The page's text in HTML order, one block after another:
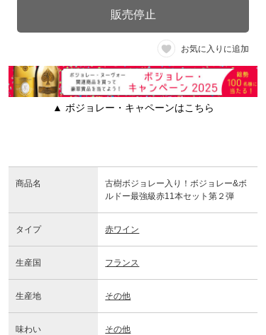
販売停止
お気に入りに追加
▲ ボジョレー・キャペーンはこちら
商品名
古樹ボジョレー入り！ボジョレー&ボ
ルドー最強級赤11本セット第２弾
タイプ 赤ワイン
生産国 フランス
生産地 その他
味わい その他